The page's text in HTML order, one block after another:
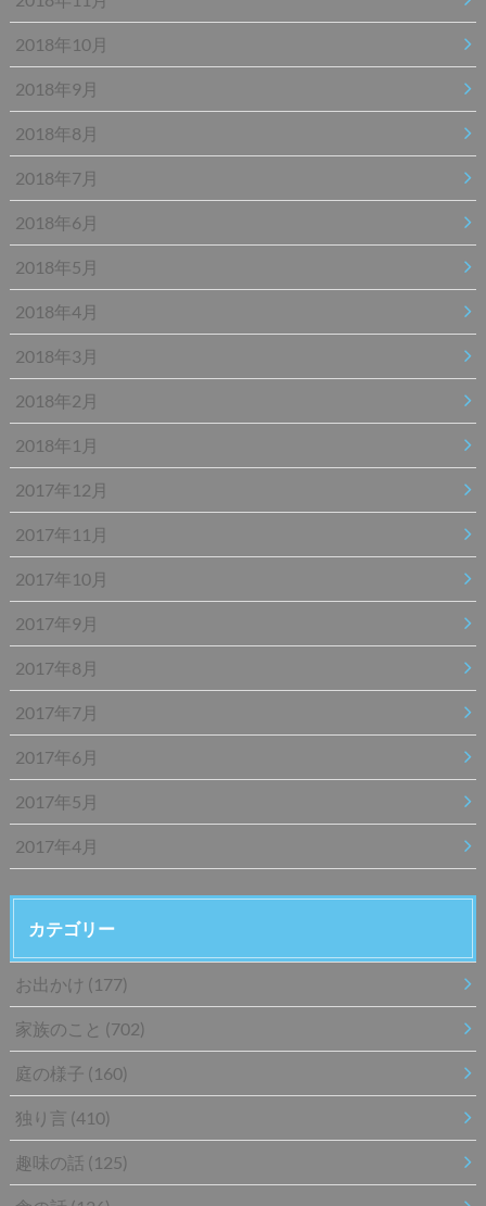
2018年10月
2018年9月
2018年8月
2018年7月
2018年6月
2018年5月
2018年4月
2018年3月
2018年2月
2018年1月
2017年12月
2017年11月
2017年10月
2017年9月
2017年8月
2017年7月
2017年6月
2017年5月
2017年4月
カテゴリー
お出かけ (177)
家族のこと (702)
庭の様子 (160)
独り言 (410)
趣味の話 (125)